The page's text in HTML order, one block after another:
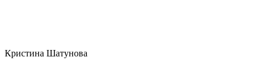
Кристина Шатунова